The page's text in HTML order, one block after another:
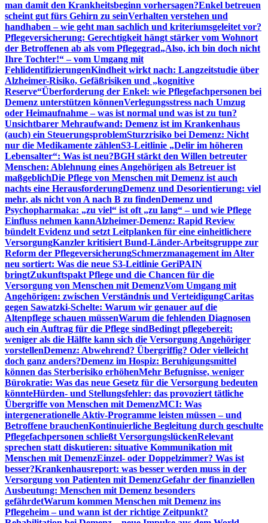
man damit den Krankheitsbeginn vorhersagen?Enkel betreuen
scheint gut fürs Gehirn zu seinVerhalten verstehen und
handhaben – wie geht man sachlich und kriteriumsgeleitet vor?
Pflegeversicherung: Gerechtigkeit hängt stärker vom Wohnort
der Betroffenen ab als vom Pflegegrad„Also, ich bin doch nicht
Ihre Tochter!“ – vom Umgang mit
FehlidentifizierungenKindheit wirkt nach: Langzeitstudie über
Alzheimer-Risiko, Gefäßrisiken und „kognitive
Reserve“Überforderung der Enkel: wie Pflegefachpersonen bei
Demenz unterstützen könnenVerlegungsstress nach Umzug
oder Heimaufnahme – was ist normal und was ist zu tun?
Unsichtbarer Mehraufwand: Demenz ist im Krankenhaus
(auch) ein SteuerungsproblemSturzrisiko bei Demenz: Nicht
nur die Medikamente zählenS3-Leitlinie „Delir im höheren
Lebensalter“: Was ist neu?BGH stärkt den Willen betreuter
Menschen: Ablehnung eines Angehörigen als Betreuer ist
maßgeblichDie Pflege von Menschen mit Demenz ist auch
nachts eine HerausforderungDemenz und Desorientierung: viel
mehr, als nicht von A nach B zu findenDemenz und
Psychopharmaka: „zu viel“ ist oft „zu lang“ – und wie Pflege
Einfluss nehmen kannAlzheimer-Demenz: Rapid Review
bündelt Evidenz und setzt Leitplanken für eine einheitlichere
VersorgungKanzler kritisiert Bund-Länder-Arbeitsgruppe zur
Reform der PflegeversicherungSchmerzmanagement im Alter
neu sortiert: Was die neue S3-Leitlinie GeriPAIN
bringtZukunftspakt Pflege und die Chancen für die
Versorgung von Menschen mit DemenzVom Umgang mit
Angehörigen: zwischen Verständnis und VerteidigungCaritas
gegen Sawatzki-Schelte: Warum wir genauer auf die
Altenpflege schauen müssenWarum die fehlenden Diagnosen
auch ein Auftrag für die Pflege sindBedingt pflegebereit:
weniger als die Hälfte kann sich die Versorgung Angehöriger
vorstellenDemenz: Abwehrend? Übergriffig? Oder vielleicht
doch ganz anders?Demenz im Hospiz: Beruhigungsmittel
können das Sterberisiko erhöhenMehr Befugnisse, weniger
Bürokratie: Was das neue Gesetz für die Versorgung bedeuten
könnteHürden- und Stellungsfehler: das provoziert tätliche
Übergriffe von Menschen mit DemenzMCI: Was
intergenerationelle Aktiv-Programme leisten müssen – und
Betroffene brauchenKontinuierliche Begleitung durch geschulte
Pflegefachpersonen schließt VersorgungslückenRelevant
sprechen statt diskutieren: situative Kommunikation mit
Menschen mit DemenzEinzel- oder Doppelzimmer? Was ist
besser?Krankenhausreport: was besser werden muss in der
Versorgung von Patienten mit DemenzGefahr der finanziellen
Ausbeutung: Menschen mit Demenz besonders
gefährdetWarum kommen Menschen mit Demenz ins
Pflegeheim – und wann ist der richtige Zeitpunkt?